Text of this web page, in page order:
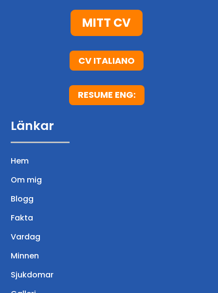
MITT CV
CV ITALIANO
RESUME ENG:
Länkar
Hem
Om mig
Blogg
Fakta
Vardag
Minnen
Sjukdomar